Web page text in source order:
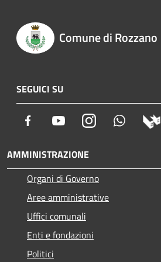
Comune di Rozzano
SEGUICI SU
Facebook YoutubeInstagram Whatsapp
AMMINISTRAZIONE
Organi di Governo
Aree amministrative
Uffici comunali
Enti e fondazioni
Politici